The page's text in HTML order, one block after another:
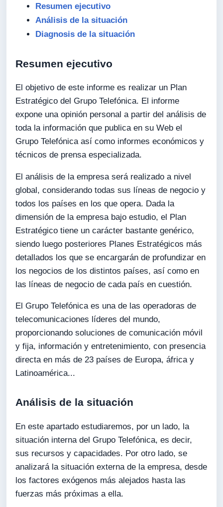
Resumen ejecutivo
Análisis de la situación
Diagnosis de la situación
Resumen ejecutivo
El objetivo de este informe es realizar un Plan
Estratégico del Grupo Telefónica. El informe
expone una opinión personal a partir del análisis de
toda la información que publica en su Web el
Grupo Telefónica así como informes económicos y
técnicos de prensa especializada.
El análisis de la empresa será realizado a nivel
global, considerando todas sus líneas de negocio y
todos los países en los que opera. Dada la
dimensión de la empresa bajo estudio, el Plan
Estratégico tiene un carácter bastante genérico,
siendo luego posteriores Planes Estratégicos más
detallados los que se encargarán de profundizar en
los negocios de los distintos países, así como en
las líneas de negocio de cada país en cuestión.
El Grupo Telefónica es una de las operadoras de
telecomunicaciones líderes del mundo,
proporcionando soluciones de comunicación móvil
y fija, información y entretenimiento, con presencia
directa en más de 23 países de Europa, áfrica y
Latinoamérica...
Análisis de la situación
En este apartado estudiaremos, por un lado, la
situación interna del Grupo Telefónica, es decir,
sus recursos y capacidades. Por otro lado, se
analizará la situación externa de la empresa, desde
los factores exógenos más alejados hasta las
fuerzas más próximas a ella.